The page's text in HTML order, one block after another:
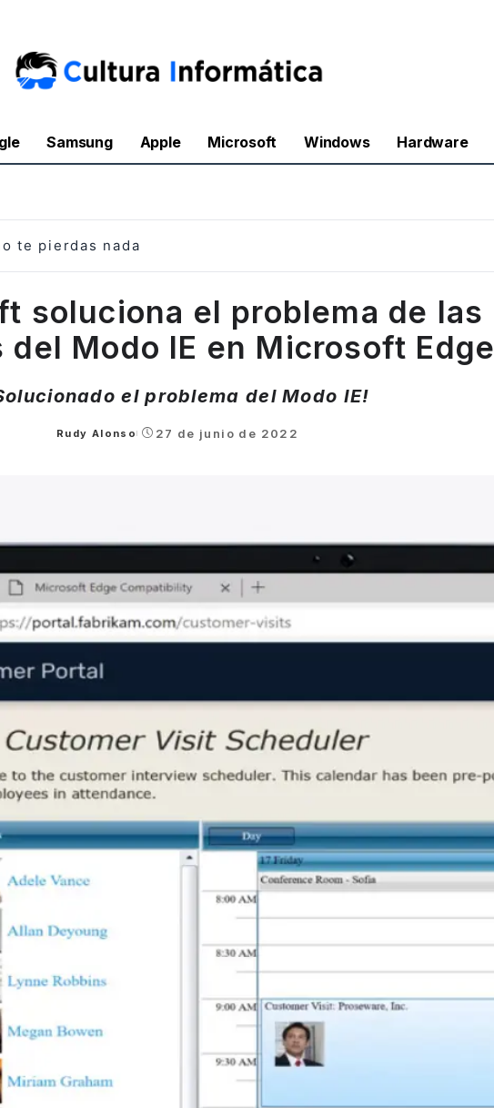
Samsung Apple Microsoft Windows Hardware
te pierdas nada
soluciona el problema de las
del Modo IE en Microsoft Edge
el problema del Modo IE!
Posted
Rudy Alonso 27 de junio de 2022